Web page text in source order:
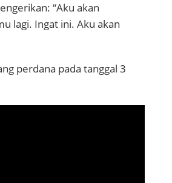
“Aku akan
lagi. Ingat ini. Aku akan
perdana pada tanggal 3